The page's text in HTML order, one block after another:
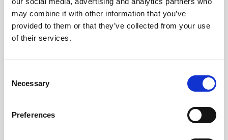
may combine it with other information that you’ve
provided to them or that they’ve collected from your use
of their services.
Selection
Necessary
Preferences
Jednosobna - pogled
Veličina sobe:
3 gosta
Dvosobna - pogled vrt
SAZNAJTE VIŠE